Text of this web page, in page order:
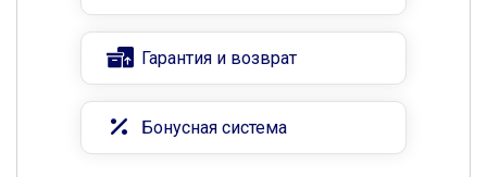
Гарантия и возврат
Бонусная система